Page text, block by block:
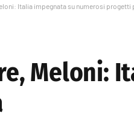
Italia impegnata su numerosi progetti
Meloni: